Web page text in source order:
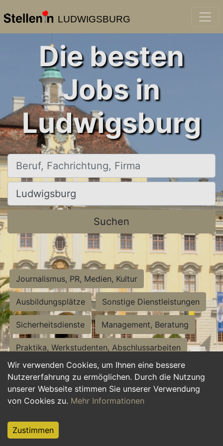
LUDWIGSBURG
Wir verwenden Cookies, um Ihnen eine bessere
Nutzererfahrung zu ermöglichen. Durch die Nutzung
unserer Webseite stimmen Sie unserer Verwendung
von Cookies zu. Mehr Informationen
Zustimmen
Die besten
Jobs in
Ludwigsburg
Beruf, Fachrichtung, Firma
Ort, Stadt
Suchen
Journalismus, PR, Medien, Kultur
Ausbildungsplätze Sonstige Dienstleistungen
Sicherheitsdienste Management, Beratung
Praktika, Werkstudenten, Abschlussarbeiten
Personalwesen Assistenz, Sekretariat
Hilfskräfte, Aushilfs- und Nebenjobs
Weiterbildung, Studium, duale Ausbildung